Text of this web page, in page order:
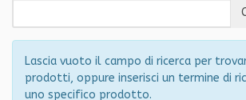
Lascia vuoto il campo di ricerca per
prodotti, oppure inserisci un termine di
uno specifico prodotto.